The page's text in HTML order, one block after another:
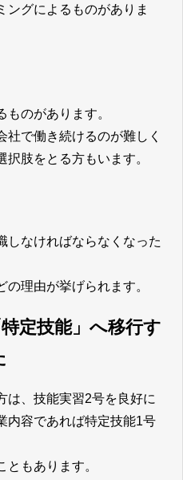
ングによるものがありま
のがあります。
で働き続けるのが難しく
肢をとる方もいます。
しなければならなくなった
理由が挙げられます。
定技能」へ移行す
は、技能実習2号を良好に
内容であれば特定技能1号
ともあります。